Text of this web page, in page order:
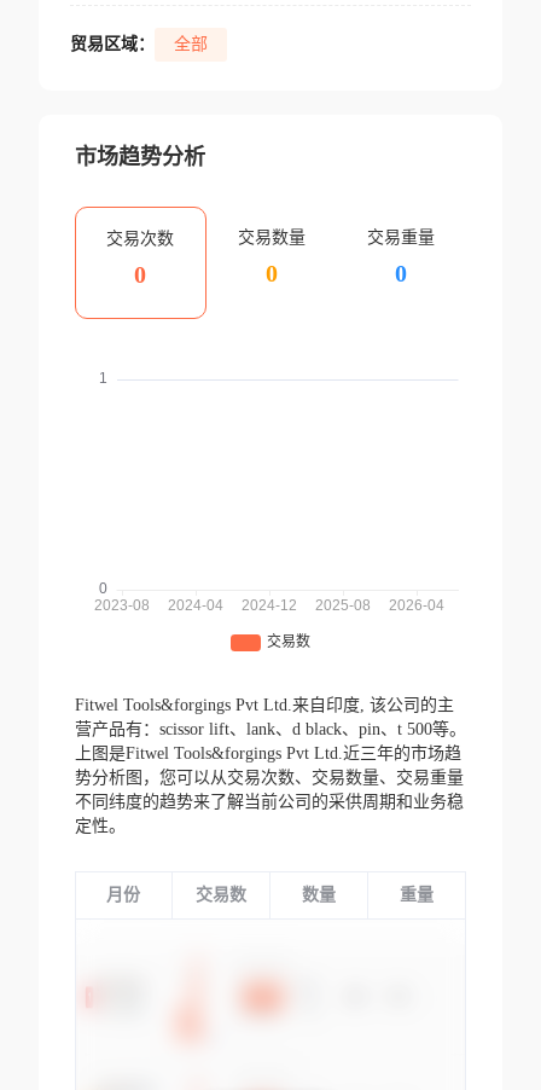
贸易区域： 全部
市场趋势分析
交易次数
0
交易数量
0
交易重量
0
Fitwel Tools&forgings Pvt Ltd.来自印度, 该公司的主
营产品有：scissor lift、lank、d black、pin、t 500等。
上图是Fitwel Tools&forgings Pvt Ltd.近三年的市场趋
势分析图，您可以从交易次数、交易数量、交易重量
不同纬度的趋势来了解当前公司的采供周期和业务稳
定性。
月份 交易数 数量 重量